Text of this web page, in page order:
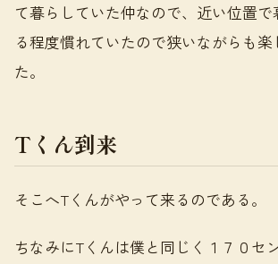
て暮らしていた仲なので、近い位置
る程度慣れていたので狭いながらも楽
た。
Tくん到来
そこへTくんがやって来るのである。
ちなみにTくんは僕と同じく１７０セ